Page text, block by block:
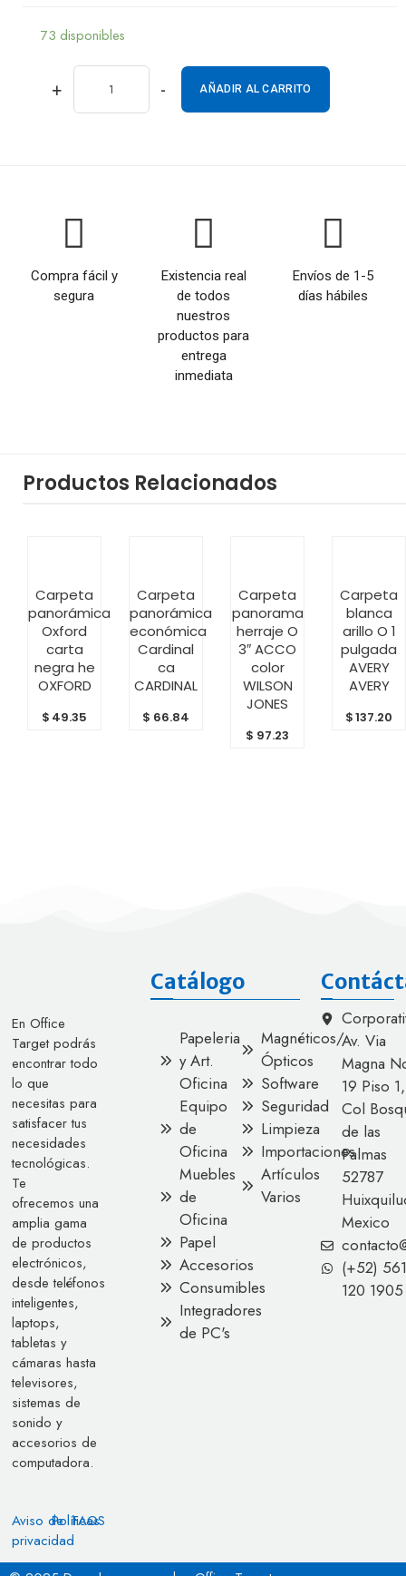
73 disponibles
+ - AÑADIR AL CARRITO
Compra fácil y
segura
Existencia real
de todos
nuestros
productos para
entrega
inmediata
Envíos de 1-5
días hábiles
Productos Relacionados
AL
CARRITO
Carpeta
panorámica
Oxford
carta
negra he
OXFORD
$ 49.35
AL
CARRITO
Carpeta
panorámica
económica
Cardinal
ca
CARDINAL
$ 66.84
AL
CARRITO
Carpeta
panorama
herraje O
3″ ACCO
color
WILSON
JONES
$ 97.23
AL
CARRITO
Carpeta
blanca
arillo O 1
pulgada
AVERY
AVERY
$137.20
En Office
Target podrás
encontrar todo
lo que
necesitas para
satisfacer tus
necesidades
tecnológicas.
Te
ofrecemos una
amplia gama
de productos
electrónicos,
desde teléfonos
inteligentes,
laptops,
tabletas y
cámaras hasta
televisores,
sistemas de
sonido y
accesorios de
computadora.
Aviso de
privacidad
Políticas
FAQS
Catálogo
Papeleria
y Art.
Oficina
Equipo
de
Oficina
Muebles
de
Oficina
Papel
Accesorios
Consumibles
Integradores
de PC's
Magnéticos/
Ópticos
Software
Seguridad
Limpieza
Importaciones
Artículos
Varios
Av. Via
Magna
19 Piso 1,
Col
de las
Palmas
52787
Mexico
(+52) 561
120 1905